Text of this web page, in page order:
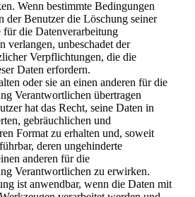
Wenn bestimmte Bedingungen
der Benutzer die Löschung seiner
für die Datenverarbeitung
verlangen, unbeschadet der
Verpflichtungen, die die
Daten erfordern.
oder sie an einen anderen für die
Verantwortlichen übertragen
hat das Recht, seine Daten in
gebräuchlichen und
Format zu erhalten und, soweit
deren ungehinderte
anderen für die
Verantwortlichen zu erwirken.
ist anwendbar, wenn die Daten mit